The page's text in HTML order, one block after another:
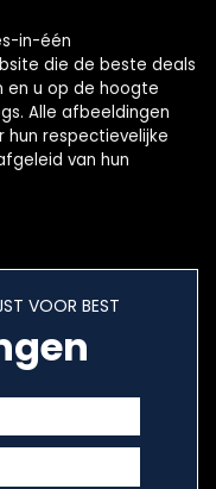
in-één
die de beste deals
en u op de hoogte
Alle afbeeldingen
hun respectievelijke
van hun
VOOR BEST